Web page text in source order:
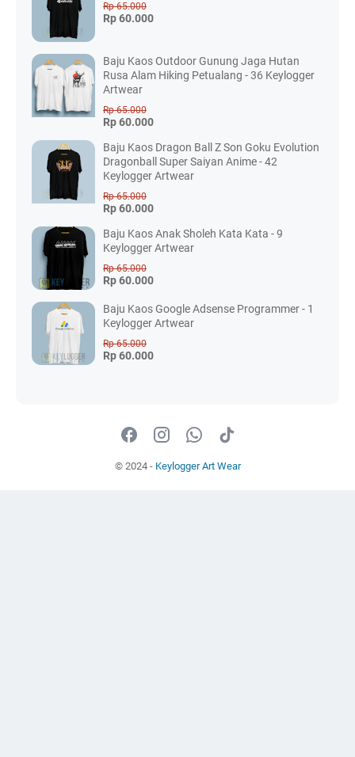
Rp 65.000
Rp 60.000
Baju Kaos Outdoor Gunung Jaga Hutan
Rusa Alam Hiking Petualang - 36 Keylogger
Artwear
Rp 65.000
Rp 60.000
Baju Kaos Dragon Ball Z Son Goku Evolution
Dragonball Super Saiyan Anime - 42
Keylogger Artwear
Rp 65.000
Rp 60.000
Baju Kaos Anak Sholeh Kata Kata - 9
Keylogger Artwear
Rp 65.000
Rp 60.000
Baju Kaos Google Adsense Programmer - 1
Keylogger Artwear
Rp 65.000
Rp 60.000
© 2024 - Keylogger Art Wear